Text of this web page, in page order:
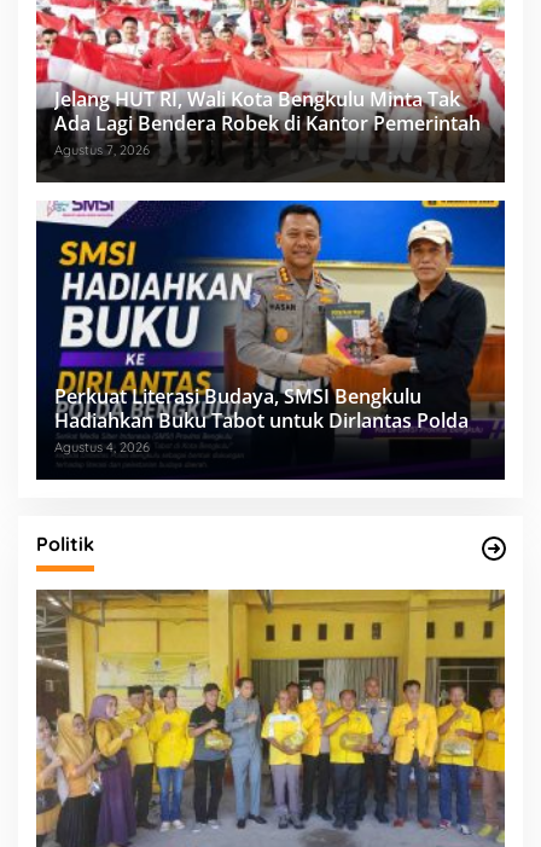
Jelang HUT RI, Wali Kota Bengkulu Minta Tak
Ada Lagi Bendera Robek di Kantor Pemerintah
Agustus 7, 2026
Perkuat Literasi Budaya, SMSI Bengkulu
Hadiahkan Buku Tabot untuk Dirlantas Polda
Agustus 4, 2026
Politik